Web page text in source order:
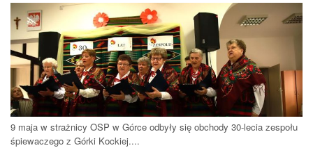
9 maja w strażnicy OSP w Górce odbyły się obchody 30-lecia zespołu
śpiewaczego z Górki Kockiej....